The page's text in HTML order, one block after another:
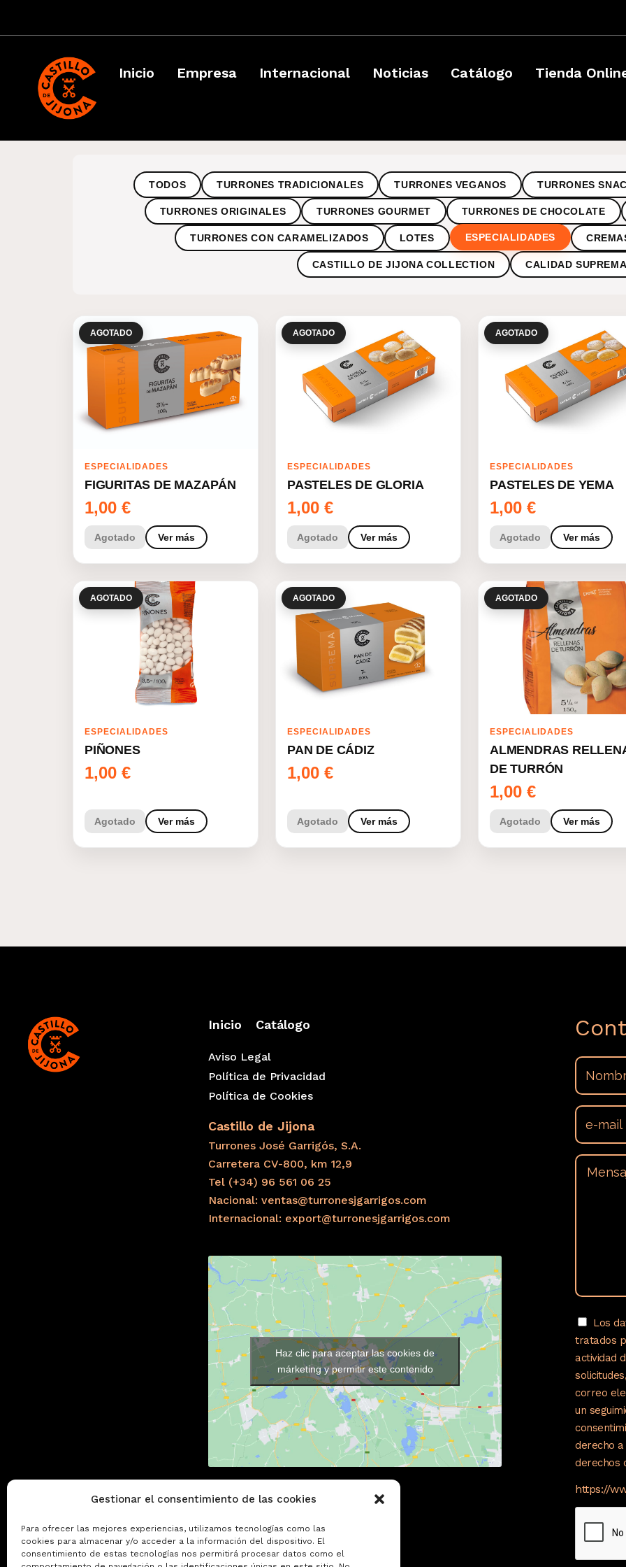
Gestionar el consentimiento de las cookies
Para ofrecer las mejores experiencias, utilizamos tecnologías como las
cookies para almacenar y/o acceder a la información del dispositivo. El
consentimiento de estas tecnologías nos permitirá procesar datos como el
Inicio Empresa Internacional Noticias Catálogo Tienda
TODOS TURRONES TRADICIONALES TURRONES VEGANOS TURRONES
TURRONES ORIGINALES TURRONES GOURMET TURRONES DE CHOCOLATE
TURRONES CON CARAMELIZADOS LOTES ESPECIALIDADES
CASTILLO DE JIJONA COLLECTION CALIDAD
AGOTADO
ESPECIALIDADES
FIGURITAS DE MAZAPÁN
1,00 €
Agotado Ver más
AGOTADO
ESPECIALIDADES
PASTELES DE GLORIA
1,00 €
Agotado Ver más
AGOTADO
ESPECIALIDADES
PASTELES DE YEMA
1,00 €
Agotado Ver más
AGOTADO
ESPECIALIDADES
PIÑONES
1,00 €
Agotado Ver más
AGOTADO
ESPECIALIDADES
PAN DE CÁDIZ
1,00 €
Agotado Ver más
AGOTADO
ESPECIALIDADES
ALMENDRAS
DE TURRÓN
1,00 €
Agotado Ver más
Inicio Catálogo
Aviso Legal
Política de Privacidad
Política de Cookies
Castillo de Jijona
Turrones José Garrigós, S.A.
Carretera CV-800, km 12,9
Tel (+34) 96 561 06 25
Nacional: ventas@turronesjgarrigos.com
Internacional: export@turronesjgarrigos.com
Haz clic para aceptar las cookies de
márketing y permitir este contenido
Los
tratados
actividad
correo
un
derecho
derechos
https://